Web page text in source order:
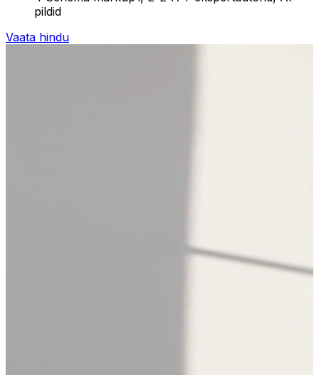
pildid
Vaata hindu